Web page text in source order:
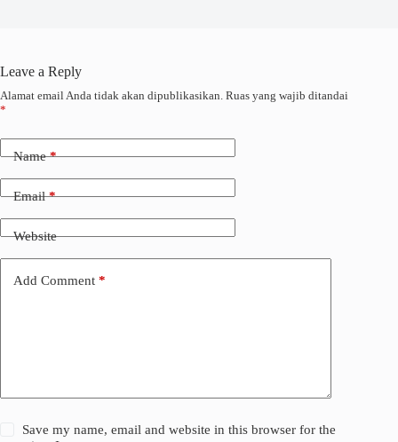
Leave a Reply
Alamat email Anda tidak akan dipublikasikan. Ruas yang wajib ditandai
*
Name*
Email*
Website
Add Comment *
Save my name, email and website in this browser for the